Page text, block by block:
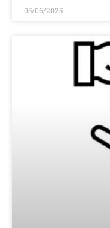
05/06/2025